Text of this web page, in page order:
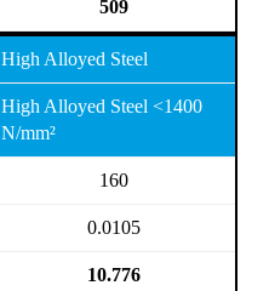
509
High Alloyed Steel
High Alloyed Steel <1400
N/mm²
160
0.0105
10.776